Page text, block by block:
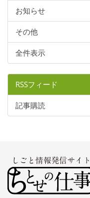
お知らせ
その他
全件表示
RSSフィード
記事購読